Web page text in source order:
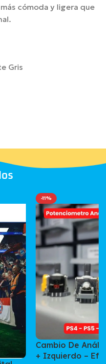
cómoda y ligera que
Gris
-11%
Cambio De
+ Izquierdo –